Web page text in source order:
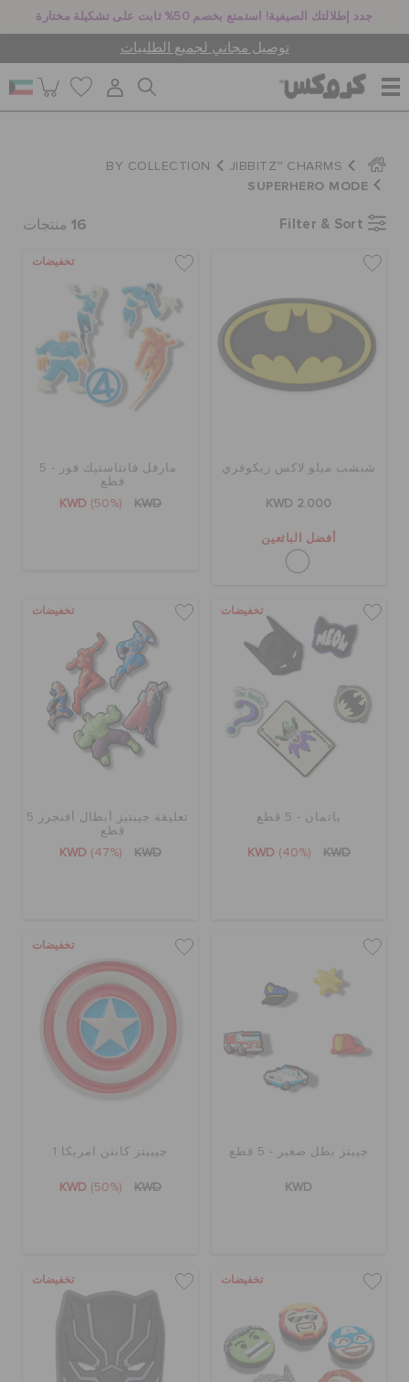
جدد إطلالتك الصيفية! استمتع بخصم 50% ثابت على تشكيلة مختارة
توصيل مجاني لجميع الطلبيات
أطفال
جيبيتز تشارمز
تنزيلات
قائمة الامنيات
تحديد موقع المتجر
JIBBITZ™ CHARMS
BY COLLECTION
SUPERHERO MODE
Filter & Sort
16 منتجات
شبشب ميلو لاكس ريكوفري
KWD 2.000
أفضل البائعين
تخفيضات
مارفل فانتاستيك فور - 5
قطع
KWD (50%) KWD
تخفيضات
باتمان - 5 قطع
KWD (40%) KWD
تخفيضات
تعليقة جيبتيز أبطال أفنجرز 5
قطع
KWD (47%) KWD
جيبتز بطل صغير - 5 قطع
KWD
تخفيضات
جيبيتز كابتن امريكا 1
KWD (50%) KWD
تخفيضات تخفيضات